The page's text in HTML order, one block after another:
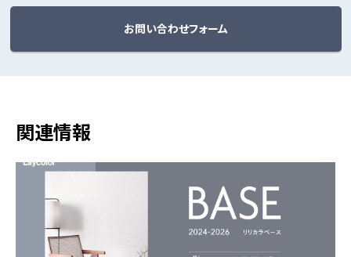
お問い合わせフォーム
関連情報